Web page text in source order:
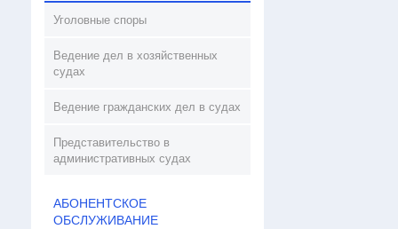
Уголовные споры
Ведение дел в хозяйственных
судах
Ведение гражданских дел в судах
Представительство в
административных судах
АБОНЕНТСКОЕ
ОБСЛУЖИВАНИЕ